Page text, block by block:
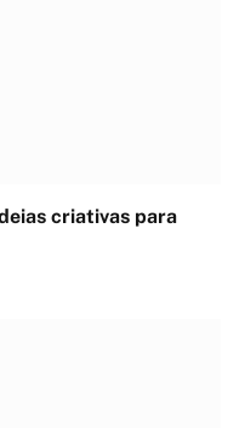
criativas para